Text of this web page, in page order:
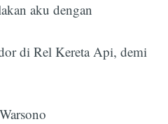
aku dengan
di Rel Kereta Api, demi